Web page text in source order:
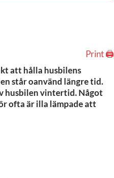
Print 🖨
att hålla husbilens
står oanvänd längre tid.
husbilen vintertid. Något
ofta är illa lämpade att